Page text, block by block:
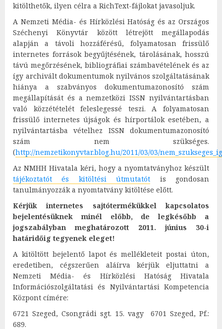
kitölthetők, ilyen célra a RichText-fájlokat javasoljuk.
A Nemzeti Média- és Hírközlési Hatóság és az Országos
Széchenyi Könyvtár között létrejött megállapodás
alapján a távoli hozzáférésű, folyamatosan frissülő
internetes források begyűjtésének, tárolásának, hosszú
távú megőrzésének, bibliográfiai számbavételének és az
így archivált dokumentumok nyilvános szolgáltatásának
hiánya a szabványos dokumentumazonosító szám
megállapítását és a nemzetközi ISSN nyilvántartásban
való közzétételét feleslegessé teszi. A folyamatosan
frissülő internetes újságok és hírportálok esetében, a
nyilvántartásba vételhez ISSN dokumentumazonosító
szám nem szükséges.
(http://nemzetikonyvtar.blog.hu/2011/03/03/
Az NMHH Hivatala kéri, hogy a nyomtatványhoz készült
tájékoztatót és kitöltési útmutatót is gondosan
tanulmányozzák a nyomtatvány kitöltése előtt.
Kérjük internetes sajtótermékükkel kapcsolatos
bejelentésüknek minél előbb, de legkésőbb a
jogszabályban meghatározott 2011. június 30-i
határidőig tegyenek eleget!
A kitöltött bejelentő lapot és mellékleteit postai úton,
eredetiben, cégszerűen aláírva kérjük eljuttatni a
Nemzeti Média- és Hírközlési Hatóság Hivatala
Információszolgáltatási és Nyilvántartási Kompetencia
Központ címére:
6721 Szeged, Csongrádi sgt. 15. vagy 6701 Szeged, Pf.:
689.